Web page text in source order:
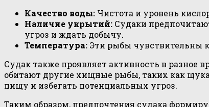
Качество воды: Чистота и уровень
Наличие укрытий: Судаки
угроз и ждать добычу.
Температура: Эти рыбы чувствительны
Судак также проявляет активность в разное
обитают другие хищные рыбы, таких как
пищу и избегать потенциальных угроз.
Таким образом, предпочтения судака